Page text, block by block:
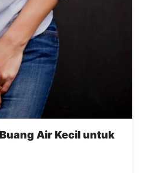
Air Kecil untuk